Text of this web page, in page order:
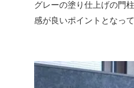
グレーの塗り仕上げの門
感が良いポイントとなって